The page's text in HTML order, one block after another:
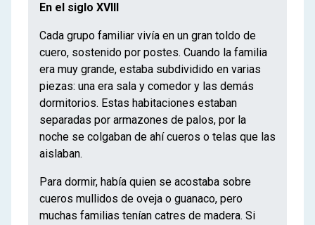
En el siglo XVIII
Cada grupo familiar vivía en un gran toldo de
cuero, sostenido por postes. Cuando la familia
era muy grande, estaba subdividido en varias
piezas: una era sala y comedor y las demás
dormitorios. Estas habitaciones estaban
separadas por armazones de palos, por la
noche se colgaban de ahí cueros o telas que las
aislaban.
Para dormir, había quien se acostaba sobre
cueros mullidos de oveja o guanaco, pero
muchas familias tenían catres de madera. Si